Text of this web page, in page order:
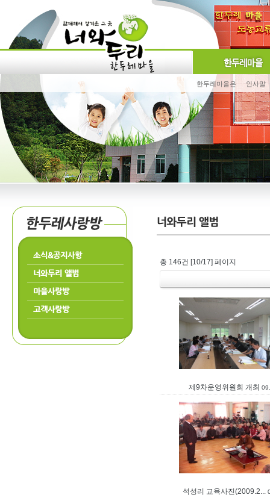
한두레마을은 인사말
소식&공지사항
너와두리 앨범
마을사랑방
고객사랑방
총 146건 [10/17] 페이지
제9차운영위원회 개최
석성리 교육사진(2009.2...